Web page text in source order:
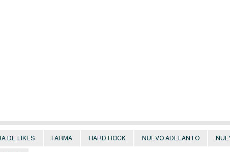
DE LIKES FARMA HARD ROCK NUEVO ADELANTO